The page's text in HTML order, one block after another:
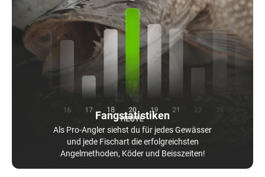
Fangstatistiken
Als Pro-Angler siehst du für jedes Gewässer
und jede Fischart die erfolgreichsten
Angelmethoden, Köder und Beisszeiten!